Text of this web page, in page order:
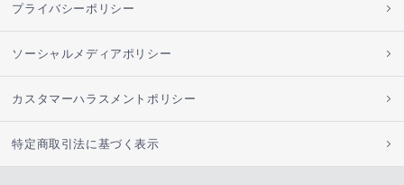
プライバシーポリシー
ソーシャルメディアポリシー
カスタマーハラスメントポリシー
特定商取引法に基づく表示